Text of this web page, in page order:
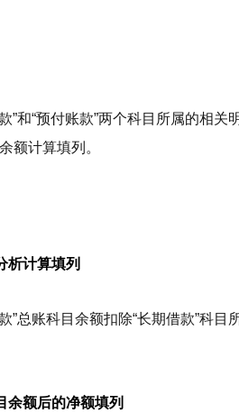
”和“预付账款”两个科目所属的相
额计算填列。
析计算填列
”总账科目余额扣除“长期借款”
余额后的净额填列